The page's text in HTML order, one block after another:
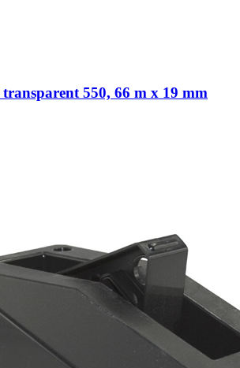
transparent 550, 66 m x 19 mm